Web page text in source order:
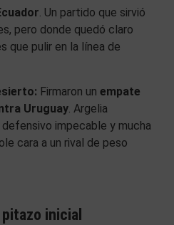
. Un partido que sirvió
pero donde quedó claro
que pulir en la línea de
Firmaron un empate
Uruguay . Argelia
impecable y mucha
cara a un rival de peso
inicial